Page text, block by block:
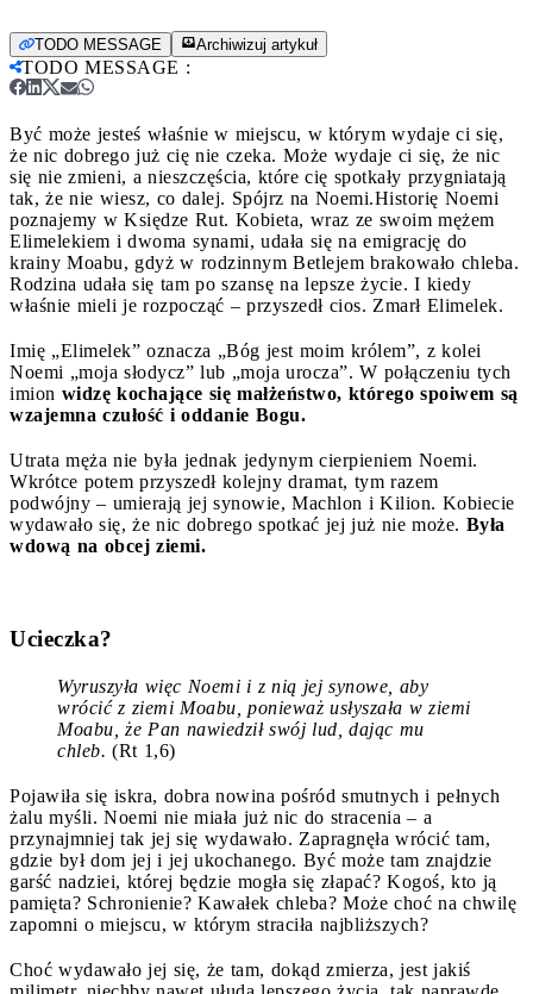
TODO MESSAGE Archiwizuj artykuł
TODO MESSAGE :
Być może jesteś właśnie w miejscu, w którym wydaje ci się,
że nic dobrego już cię nie czeka. Może wydaje ci się, że nic
się nie zmieni, a nieszczęścia, które cię spotkały przygniatają
tak, że nie wiesz, co dalej. Spójrz na Noemi.Historię Noemi
poznajemy w Księdze Rut. Kobieta, wraz ze swoim mężem
Elimelekiem i dwoma synami, udała się na emigrację do
krainy Moabu, gdyż w rodzinnym Betlejem brakowało chleba.
Rodzina udała się tam po szansę na lepsze życie. I kiedy
właśnie mieli je rozpocząć – przyszedł cios. Zmarł Elimelek.
Imię „Elimelek” oznacza „Bóg jest moim królem”, z kolei
Noemi „moja słodycz” lub „moja urocza”. W połączeniu tych
imion widzę kochające się małżeństwo, którego spoiwem są
wzajemna czułość i oddanie Bogu.
Utrata męża nie była jednak jedynym cierpieniem Noemi.
Wkrótce potem przyszedł kolejny dramat, tym razem
podwójny – umierają jej synowie, Machlon i Kilion. Kobiecie
wydawało się, że nic dobrego spotkać jej już nie może. Była
wdową na obcej ziemi.
Ucieczka?
Wyruszyła więc Noemi i z nią jej synowe, aby
wrócić z ziemi Moabu, ponieważ usłyszała w ziemi
Moabu, że Pan nawiedził swój lud, dając mu
chleb. (Rt 1,6)
Pojawiła się iskra, dobra nowina pośród smutnych i pełnych
żalu myśli. Noemi nie miała już nic do stracenia – a
przynajmniej tak jej się wydawało. Zapragnęła wrócić tam,
gdzie był dom jej i jej ukochanego. Być może tam znajdzie
garść nadziei, której będzie mogła się złapać? Kogoś, kto ją
pamięta? Schronienie? Kawałek chleba? Może choć na chwilę
zapomni o miejscu, w którym straciła najbliższych?
Choć wydawało jej się, że tam, dokąd zmierza, jest jakiś